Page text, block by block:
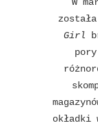
Girl
okładki